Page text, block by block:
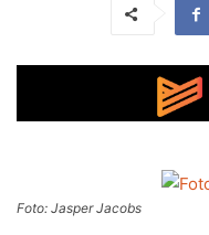
Foto: Jasper Jacobs